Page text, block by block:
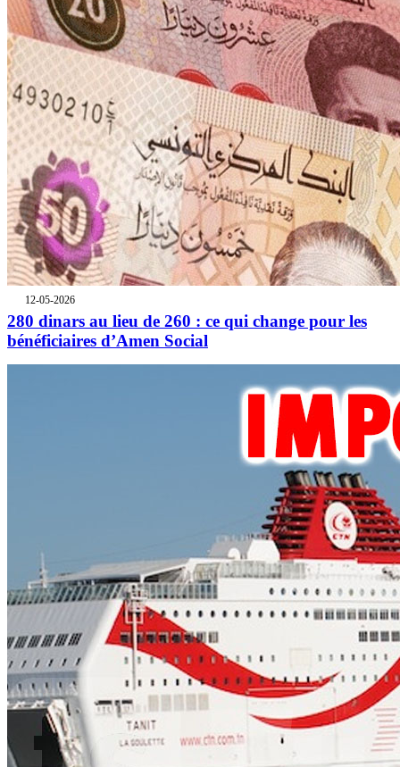
12-05-2026
280 dinars au lieu de 260 : ce qui change pour les
bénéficiaires d’Amen Social